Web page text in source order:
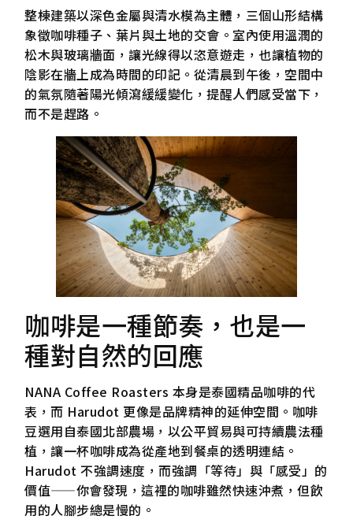
整棟建築以深色金屬與清水模為主體，三個山形結構
象徵咖啡種子、葉片與土地的交會。室內使用溫潤的
松木與玻璃牆面，讓光線得以恣意遊走，也讓植物的
陰影在牆上成為時間的印記。從清晨到午後，空間中
的氣氛隨著陽光傾瀉緩緩變化，提醒人們感受當下，
而不是趕路。
咖啡是一種節奏，也是一
種對自然的回應
NANA Coffee Roasters 本身是泰國精品咖啡的代
表，而 Harudot 更像是品牌精神的延伸空間。咖啡
豆選用自泰國北部農場，以公平貿易與可持續農法種
植，讓一杯咖啡成為從產地到餐桌的透明連結。
Harudot 不強調速度，而強調「等待」與「感受」的
價值——你會發現，這裡的咖啡雖然快速沖煮，但飲
用的人腳步總是慢的。